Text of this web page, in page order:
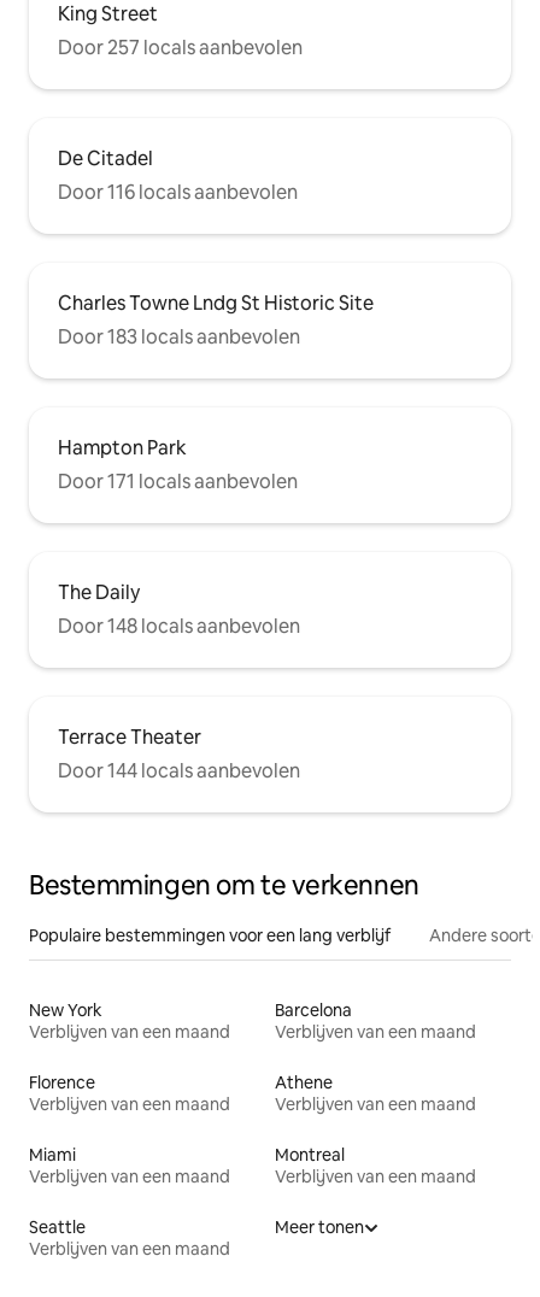
King Street
Door 257 locals aanbevolen
De Citadel
Door 116 locals aanbevolen
Charles Towne Lndg St Historic Site
Door 183 locals aanbevolen
Hampton Park
Door 171 locals aanbevolen
The Daily
Door 148 locals aanbevolen
Terrace Theater
Door 144 locals aanbevolen
Bestemmingen om te verkennen
Populaire bestemmingen voor een lang verblijf Andere
New York
Verblijven van een maand
Barcelona
Verblijven van een maand
Florence
Verblijven van een maand
Athene
Verblijven van een maand
Miami
Verblijven van een maand
Montreal
Verblijven van een maand
Seattle
Verblijven van een maand
Meer tonen